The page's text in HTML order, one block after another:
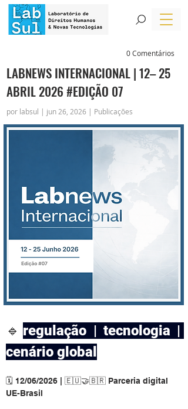
0 Comentários
LABNEWS INTERNACIONAL | 12– 25
ABRIL 2026 #EDIÇÃO 07
por labsul | jun 26, 2026 | Publicações
🔹 regulação | tecnologia |
cenário global
🗓️ 12/06/2026 | 🇪🇺🤝🇧🇷 Parceria digital
UE-Brasil